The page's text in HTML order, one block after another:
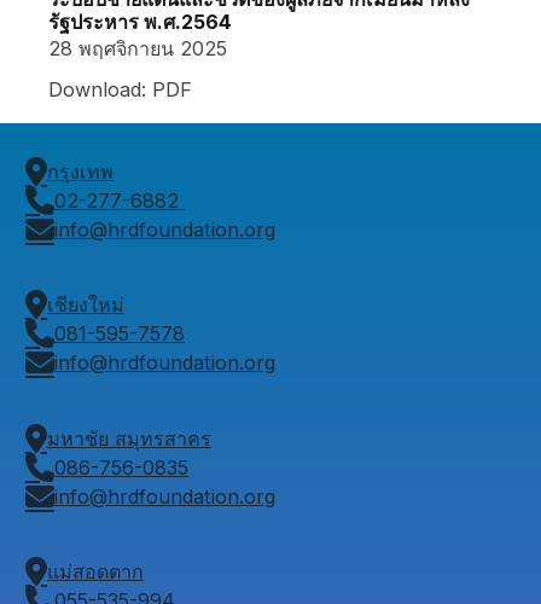
รัฐประหาร พ.ศ.2564
28 พฤศจิกายน 2025
Download: PDF
กรุงเทพ
02-277-6882
info@hrdfoundation.org
เชียงใหม่
081-595-7578
info@hrdfoundation.org
มหาชัย สมุทรสาคร
086-756-0835
info@hrdfoundation.org
แม่สอดตาก